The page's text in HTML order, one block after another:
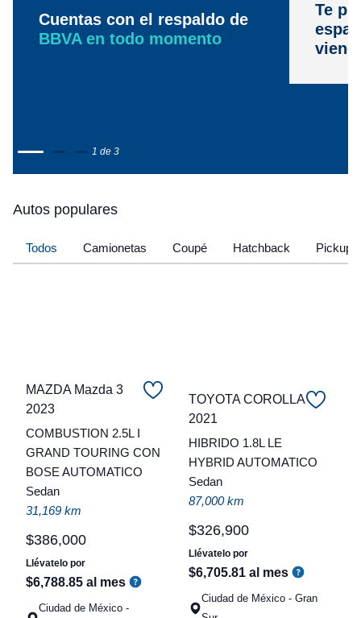
Cuentas con el respaldo de
BBVA en todo momento
Te
1 de 3
Autos populares
Todos Camionetas Coupé Hatchback Pickup
MAZDA Mazda 3
2023
COMBUSTION 2.5L I
GRAND TOURING CON
BOSE AUTOMATICO
Sedan
31,169 km
$386,000
Llévatelo por
$6,788.85 al mes
Ciudad de México -
TOYOTA COROLLA
2021
HIBRIDO 1.8L LE
HYBRID AUTOMATICO
Sedan
87,000 km
$326,900
Llévatelo por
$6,705.81 al mes
Ciudad de México - Gran